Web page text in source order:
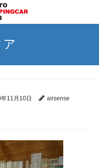
ア
11月10日 airsense